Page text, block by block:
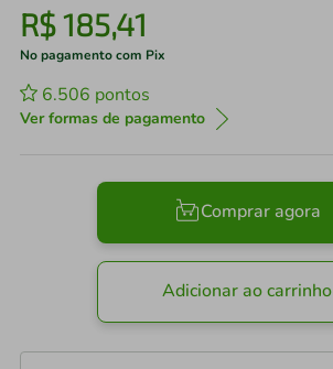
R$185,41
No pagamento com Pix
6.506 pontos
Ver formas de pagamento
Comprar agora
Adicionar ao carrinho